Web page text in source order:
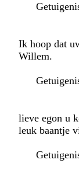
Ik hoop dat
Willem.
lieve egon u
leuk baantje